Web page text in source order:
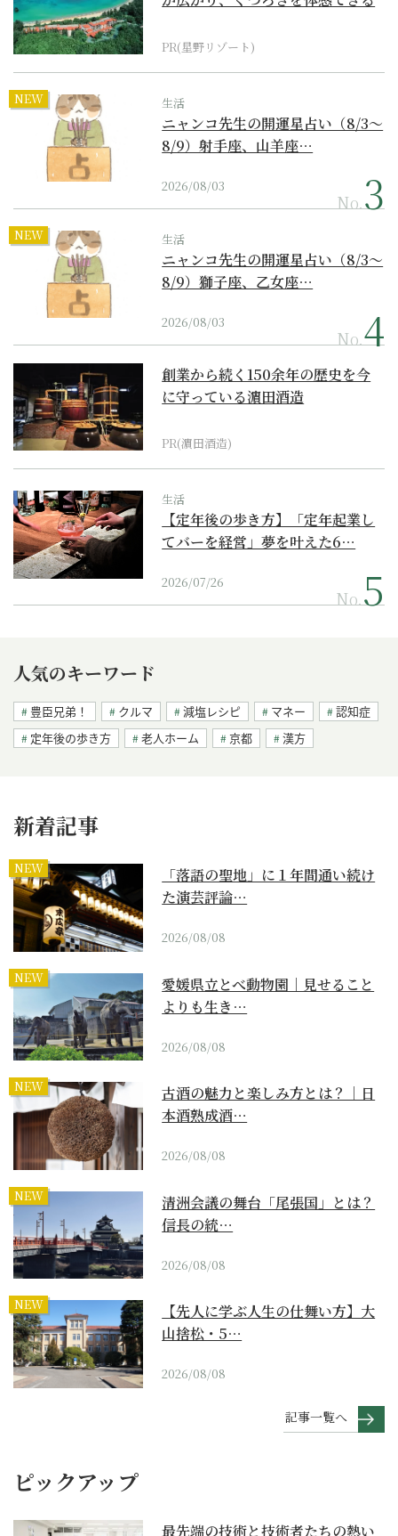
PR(星野リゾート)
NEW 生活
ニャンコ先生の開運星占い（8/3～
8/9）射手座、山羊座…
2026/08/03
No.
NEW 生活
ニャンコ先生の開運星占い（8/3～
8/9）獅子座、乙女座…
2026/08/03
No.
創業から続く150余年の歴史を今
に守っている濵田酒造
PR(濵田酒造)
生活
【定年後の歩き方】「定年起業し
てバーを経営」夢を叶えた6…
2026/07/26
No.
人気のキーワード
豊臣兄弟！ クルマ 減塩レシピ マネー
認知症
定年後の歩き方
老人ホーム 京都 漢方
新着記事
NEW
「落語の聖地」に１年間通い続け
た演芸評論…
2026/08/08
NEW
愛媛県立とべ動物園｜見せること
よりも生き…
2026/08/08
NEW
古酒の魅力と楽しみ方とは？｜日
本酒熟成酒…
2026/08/08
NEW
清洲会議の舞台「尾張国」とは？
信長の統…
2026/08/08
NEW
【先人に学ぶ人生の仕舞い方】大
山捨松・5…
2026/08/08
記事一覧へ
ピックアップ
最先端の技術と技術者たちの熱い